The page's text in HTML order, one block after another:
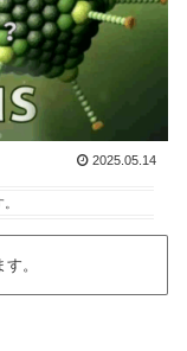
2025.05.14
。